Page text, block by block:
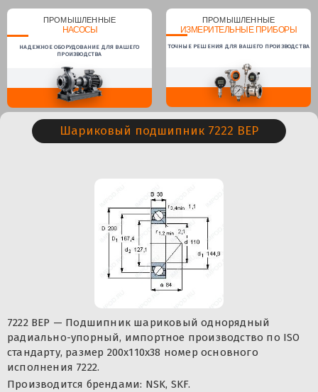
ПРОМЫШЛЕННЫЕ
НАСОСЫ
НАДЕЖНОЕ ОБОРУДОВАНИЕ ДЛЯ ВАШЕГО
ПРОИЗВОДСТВА
ПРОМЫШЛЕННЫЕ
ИЗМЕРИТЕЛЬНЫЕ ПРИБОРЫ
ТОЧНЫЕ РЕШЕНИЯ ДЛЯ ВАШЕГО ПРОИЗВОДСТВА
Шариковый подшипник 7222 BEP
7222 BEP — Подшипник шариковый однорядный
радиально-упорный, импортное производство по ISO
стандарту, размер 200x110x38 номер основного
исполнения 7222.
Производится брендами: NSK, SKF.